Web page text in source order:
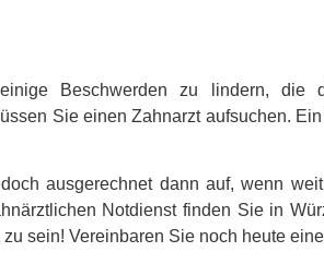
Beschwerden zu lindern, die
Sie einen Zahnarzt aufsuchen.
ausgerechnet dann auf, wenn
Notdienst finden Sie in
sein! Vereinbaren Sie noch heute